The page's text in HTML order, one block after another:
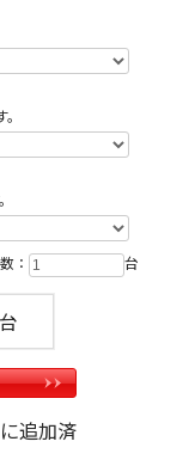
穴がありますが、これ
げ・メッキ剥
、リール窓下
しやすくなっ
りますので、
けますようお
： 台
追加済